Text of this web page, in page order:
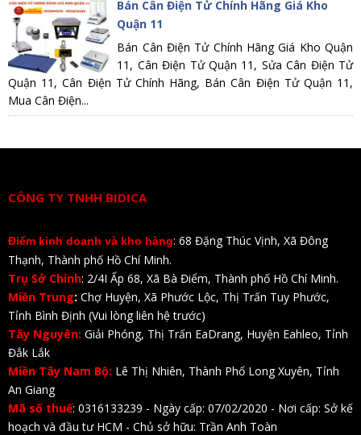
Bán Cân Điện Tử Chính Hãng Giá Kho
Quận 11
Bán Cân Điện Tử Chính Hãng Giá Kho Quận
11, Cân Điện Tử Quận 11, Sửa Cân Điện Tử
Quận 11, Cân Điện Tử Chính Hãng, Bán Cân Điện Tử Quận 11,
Mua Cân Điện...
CÔNG TY TNHH BIDICA
Điểm kinh doanh và kho hàng: 68 Đặng Thúc Vịnh, Xã Đông
Thạnh, Thành phố Hồ Chí Minh.
Trụ Sở Chính: 2/4I Ấp 68, Xã Bà Điểm, Thành phố Hồ Chí Minh.
Miền Trung: Chợ Huyện, Xã Phước Lộc, Thị Trấn Tuy Phước,
Tỉnh Bình Định (Vui lòng liên hệ trước)
Tây Nguyên: Giải Phóng, Thị Trấn EaDrang, Huyện Eahleo, Tỉnh
Đắk Lắk
Miền Tây Nam Bộ: Lê Thị Nhiên, Thành Phố Long Xuyên, Tỉnh
An Giang
Mã số thuế: 0316133239 - Ngày cấp: 07/02/2020 - Nơi cấp: Sở kế
hoạch và đầu tư HCM - Chủ sở hữu: Trần Anh Toàn